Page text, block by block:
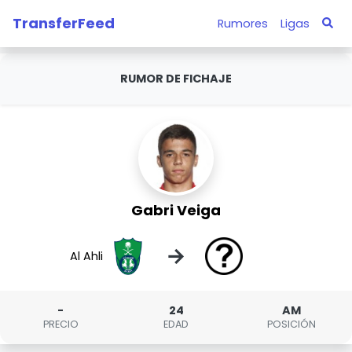
TransferFeed Rumores Ligas
RUMOR DE FICHAJE
Gabri Veiga
Al Ahli →
-
PRECIO
24
EDAD
AM
POSICIÓN